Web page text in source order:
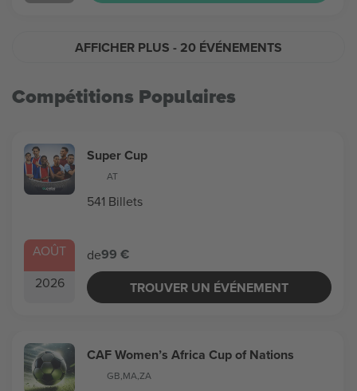
AFFICHER PLUS - 20 ÉVÉNEMENTS
Compétitions Populaires
AOÛT
2026
Super Cup
AT
541 Billets
de99 €
TROUVER UN ÉVÉNEMENT
CAF Women’s Africa Cup of Nations
GB,MA,ZA